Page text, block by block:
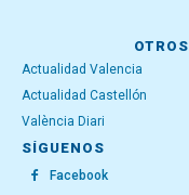
Actualidad Valencia
Actualidad Castellón
València Diari
SÍGUENOS
Facebook